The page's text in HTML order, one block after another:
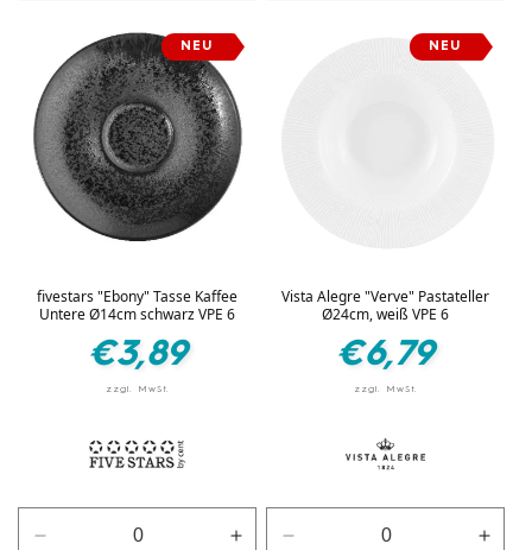
die
Menge
Silber
die
Menge
für
die
die
für
NEU
fivestars "Ebony" Tasse Kaffee
Untere Ø14cm schwarz VPE 6
Normaler
Preis
€3,89
Verringere
Erhöhe
NEU
Vista Alegre "Verve" Pastateller
Ø24cm, weiß VPE 6
Normaler
Preis
€6,79
Verringere